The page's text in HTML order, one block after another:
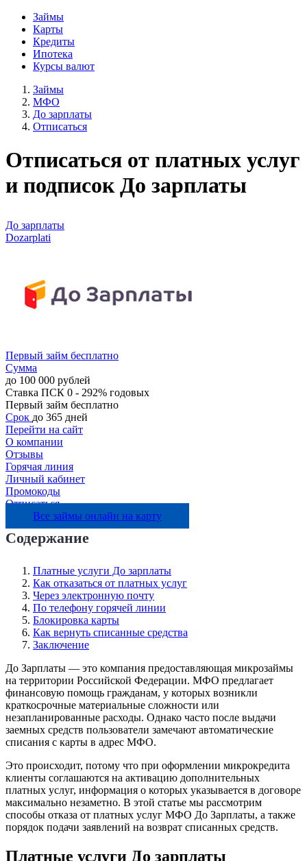
Займы
Карты
Кредиты
Ипотека
Курсы валют
Займы
МФО
До зарплаты
Отписаться
Отписаться от платных услуг
и подписок До зарплаты
До зарплаты
Dozarplati
Первый займ бесплатно
Сумма
до 100 000 рублей
Ставка ПСК 0 - 292% годовых
Первый займ бесплатно
Срок до 365 дней
Перейти на сайт
О компании
Отзывы
Горячая линия
Личный кабинет
Промокоды
Отписаться
Все займы онлайн на карту
Содержание
Платные услуги До зарплаты
Как отказаться от платных услуг
Через электронную почту
По телефону горячей линии
Блокировка карты
Как вернуть списанные средства
Заключение
До Зарплаты — это компания предоставляющая микрозаймы
на территории Российской Федерации. МФО предлагает
финансовую помощь гражданам, у которых возникли
краткосрочные материальные сложности или
незапланированные расходы. Однако часто после выдачи
заемных средств пользователи замечают автоматические
списания с карты в адрес МФО.
Это происходит, потому что при оформлении микрокредита
клиенты соглашаются на активацию дополнительных
платных услуг, информация о которых указывается в договоре
максимально незаметно. В этой статье мы рассмотрим
способы отказа от платных услуг МФО До Зарплаты, а также
порядок подачи заявлений на возврат списанных средств.
Платные услуги До зарплаты